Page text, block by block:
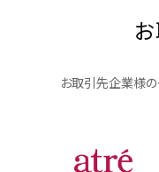
お取引先企業様の